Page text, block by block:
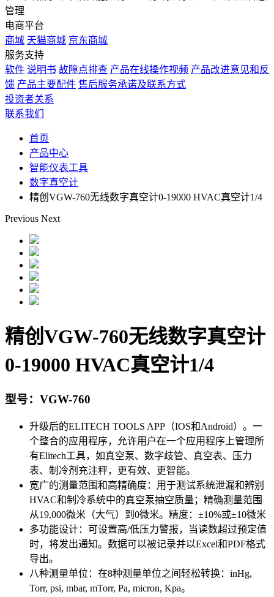
管理
电商平台
商城 天猫商城 京东商城
服务支持
软件 说明书 故障点排查 产品在线操作视频 产品改进意见和反
馈 产品主要配件 售后服务承诺及联系方式
投资者关系
联系我们
首页
产品中心
智能仪表工具
数字真空计
精创VGW-760无线数字真空计0-19000 HVAC真空计1/4
Previous Next
精创VGW-760无线数字真空计
0-19000 HVAC真空计1/4
型号：VGW-760
升级后的ELITECH TOOLS APP（IOS和Android）。一
个整合的应用程序，允许用户在一个应用程序上管理所
有Elitech工具，如真空泵、数字歧管、真空表、压力
表、制冷剂充注秤，更有效、更智能。
宽广的测量范围和高精确度：用于测试系统泄漏和辨别
HVAC和制冷系统中的真空泵抽空质量；精确测量范围
从19,000微米（大气）到0微米。精度：±10%或±10微米
多功能设计：可设置高/低压力警报，当读数超过预定值
时，将发出通知。数据可以被记录并以Excel和PDF格式
导出。
八种测量单位：在8种测量单位之间轻松转换：inHg,
Torr, psi, mbar, mTorr, Pa, micron, Kpa。